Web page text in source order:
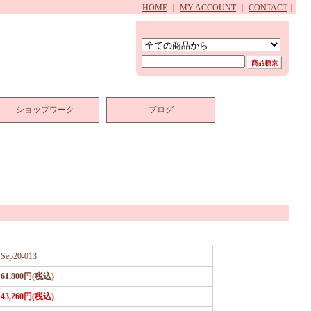
HOME MY ACCOUNT CONTACT
ショップワーク ブログ
Sep20-013
61,800円(税込) →
43,260円(税込)